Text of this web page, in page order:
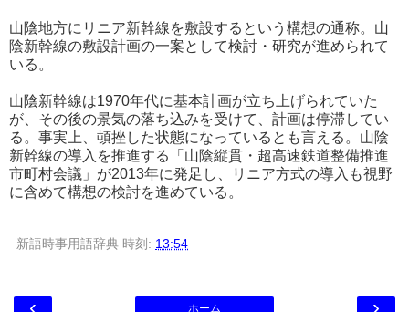
山陰地方にリニア新幹線を敷設するという構想の通称。山
陰新幹線の敷設計画の一案として検討・研究が進められて
いる。
山陰新幹線は1970年代に基本計画が立ち上げられていた
が、その後の景気の落ち込みを受けて、計画は停滞してい
る。事実上、頓挫した状態になっているとも言える。山陰
新幹線の導入を推進する「山陰縦貫・超高速鉄道整備推進
市町村会議」が2013年に発足し、リニア方式の導入も視野
に含めて構想の検討を進めている。
新語時事用語辞典 時刻: 13:54
‹ ›
ホーム